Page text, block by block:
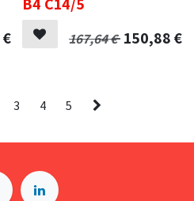
€ 167,64€ 150,88€
3 4 5